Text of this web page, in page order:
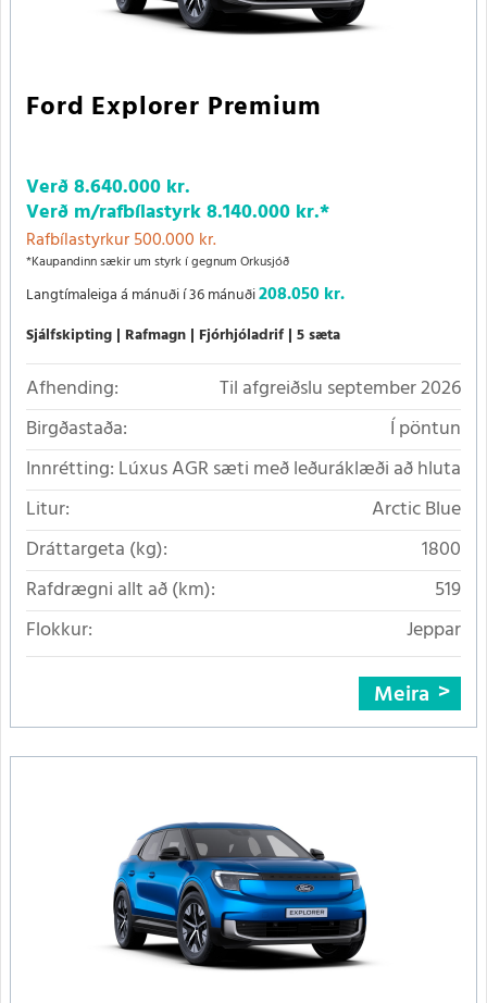
Ford Explorer Premium
Verð8.640.000 kr.
Verð m/rafbílastyrk8.140.000 kr.*
Rafbílastyrkur 500.000 kr.
*Kaupandinn sækir um styrk í gegnum Orkusjóð
Langtímaleiga á mánuði í 36 mánuði208.050 kr.
Sjálfskipting Rafmagn Fjórhjóladrif 5 sæta
Afhending:
Til afgreiðslu september 2026
Birgðastaða:
Í pöntun
Innrétting: Lúxus AGR sæti með leðuráklæði að hluta
Litur:
Arctic Blue
Dráttargeta (kg):
1800
Rafdrægni allt að (km):
519
Flokkur:
Jeppar
Meira